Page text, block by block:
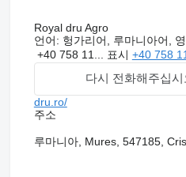
Royal dru Agro
언어: 헝가리어, 루마니아어,
+40 758 11...
표시 +40 758
다시 전화해주십시
dru.ro/
주소
루마니아, Mures, 547185,